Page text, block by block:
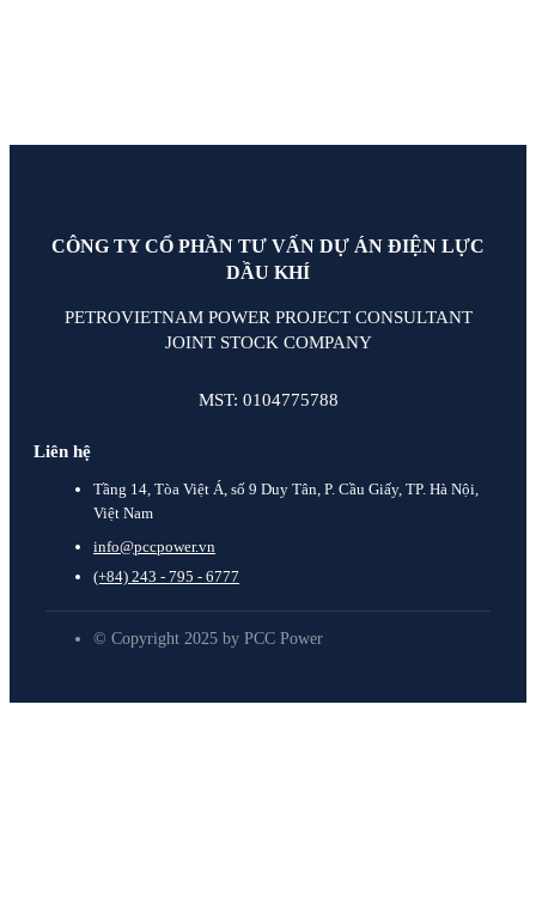
CÔNG TY CỔ PHẦN TƯ VẤN DỰ ÁN ĐIỆN LỰC
DẦU KHÍ
PETROVIETNAM POWER PROJECT CONSULTANT
JOINT STOCK COMPANY
MST: 0104775788
Liên hệ
Tầng 14, Tòa Việt Á, số 9 Duy Tân, P. Cầu Giấy, TP. Hà Nội,
Việt Nam
info@pccpower.vn
(+84) 243 - 795 - 6777
© Copyright 2025 by PCC Power